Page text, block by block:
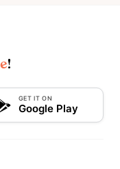
!
GET IT ON
Google Play